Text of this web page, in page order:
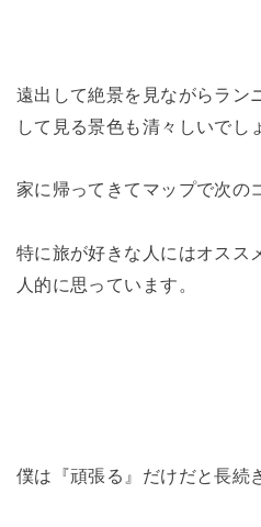
遠出して絶景を見ながらラン
して見る景色も清々しいでし
家に帰ってきてマップで次の
特に旅が好きな人にはオスス
人的に思っています。
僕は『頑張る』だけだと長続